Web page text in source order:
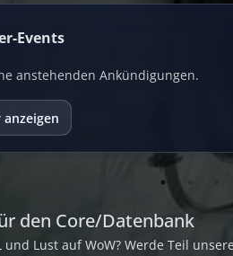
Events
anstehenden Ankündigungen.
anzeigen
den Core/Datenbank
und Lust auf WoW? Werde Teil